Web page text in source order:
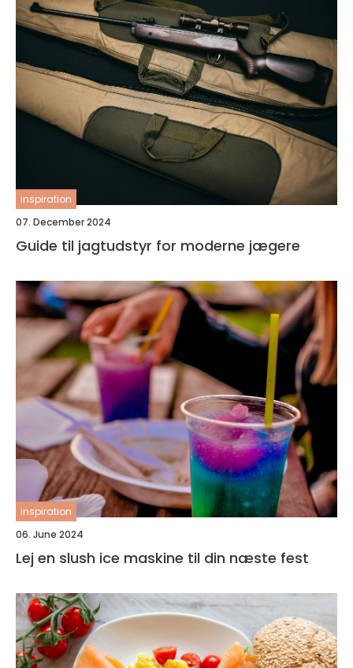
inspiration
07. December 2024
Guide til jagtudstyr for moderne jægere
inspiration
06. June 2024
Lej en slush ice maskine til din næste fest